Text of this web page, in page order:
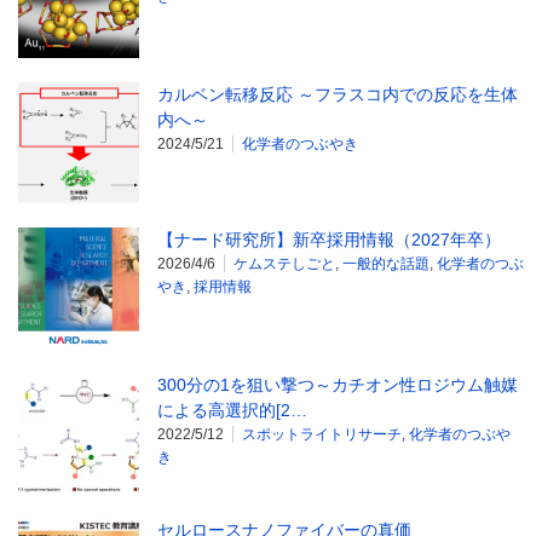
カルベン転移反応 ～フラスコ内での反応を生体
内へ～
2024/5/21 化学者のつぶやき
【ナード研究所】新卒採用情報（2027年卒）
2026/4/6 ケムステしごと , 一般的な話題, 化学者のつぶ
やき , 採用情報
300分の1を狙い撃つ～カチオン性ロジウム触媒
による高選択的[2…
2022/5/12 スポットライトリサーチ, 化学者のつぶや
き
セルロースナノファイバーの真価